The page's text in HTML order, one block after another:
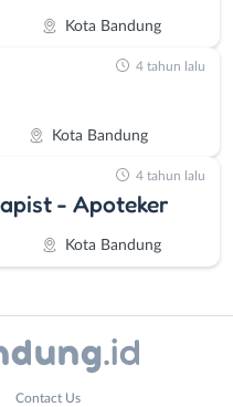
Kota Bandung
Kota Bandung
4 tahun lalu
- Apoteker
Kota Bandung
4 tahun lalu
Contact Us